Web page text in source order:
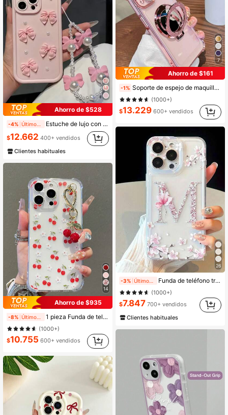
4,91 12K Seguidores
4,91 12K Seguidores
12K Seguidores
Ahorro de $528
-4% Estuche de lujo con elemento de lazo rosa, funda protectora de teléfono con lazo rosa 3D y pulsera de perlas falsas, compatible con iPhone 16/16PRO/16E/15 14 13 12 Pro Max Plus 11/XR, Series, regalo de cumpleaños de primavera para mujeres, funda protectora a prueba de golpes
$12.662 400+ vendidos
Clientes habituales
14
Ahorro de $935
-8% 1 pieza Funda de teléfono transparente de unicolor con protección de cámara y patrón de cereza de dibujos animados lindo, con colgante de cereza, compatible con iPhone18/18Pro/17Promax/17/17Air/17pro/17promax/16/16Pro/16plus/16Promax/15/14/13/12/11/ 13, 14 Pro Max, 11 - Funda protectora de TPU suave a prueba de golpes y caídas
(1000+)
$10.755 600+ vendidos
7
Ahorro de $161
-1% Soporte de espejo de maquillaje magnético antideslizante transparente, compatible con iPhone 17/6/7/8/X/XS/XR/11/12/13/14/15/16e, Galaxy S22/23/24, A04/05/06/A07/A17/A14/A15/A16/A24/A25/A34, Note 7/8/9/10/11/12/13/14, 9/10/12/13C/14C/A5, Honor X, HW, C53 C55
(1000+)
$13.229 600+ vendidos
26
-3% Funda de teléfono transparente a prueba de golpes con elementos de letra de TPU, letra floral personalizada M, compatible con iPhone 17 16 15 14 13 12 11 Pro Max, A55/54/53/52/51, S25/24/23/22/21 Ultra, regalo de cumpleaños
(1000+)
$7.847 700+ vendidos
Clientes habituales